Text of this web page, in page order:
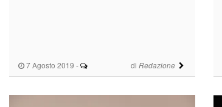
7 Agosto 2019 - di Redazione